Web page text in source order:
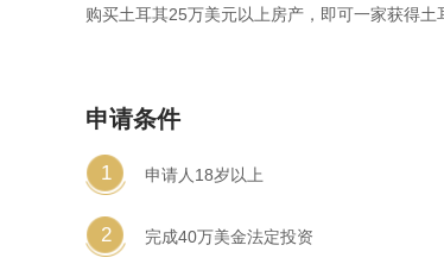
购买土耳其25万美元以上房产，即可一家获得土
申请条件
1 申请人18岁以上
2 完成40万美金法定投资